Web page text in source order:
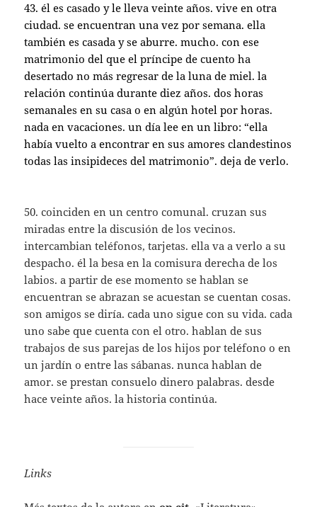
43. él es casado y le lleva veinte años. vive en otra
ciudad. se encuentran una vez por semana. ella
también es casada y se aburre. mucho. con ese
matrimonio del que el príncipe de cuento ha
desertado no más regresar de la luna de miel. la
relación continúa durante diez años. dos horas
semanales en su casa o en algún hotel por horas.
nada en vacaciones. un día lee en un libro: “ella
había vuelto a encontrar en sus amores clandestinos
todas las insipideces del matrimonio”. deja de verlo.
50. coinciden en un centro comunal. cruzan sus
miradas entre la discusión de los vecinos.
intercambian teléfonos, tarjetas. ella va a verlo a su
despacho. él la besa en la comisura derecha de los
labios. a partir de ese momento se hablan se
encuentran se abrazan se acuestan se cuentan cosas.
son amigos se diría. cada uno sigue con su vida. cada
uno sabe que cuenta con el otro. hablan de sus
trabajos de sus parejas de los hijos por teléfono o en
un jardín o entre las sábanas. nunca hablan de
amor. se prestan consuelo dinero palabras. desde
hace veinte años. la historia continúa.
Links